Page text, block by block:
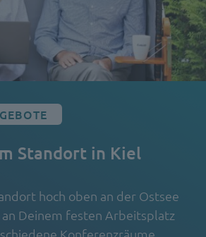
Standortin Kiel
hoch oben an der Ostsee
an Deinem festen Arbeitsplatz